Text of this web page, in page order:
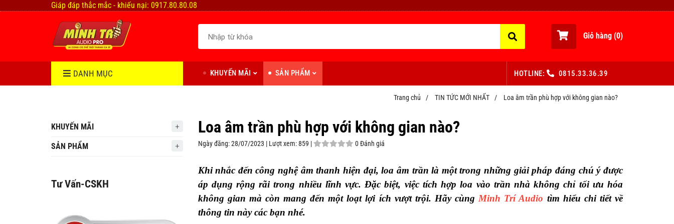
Giáp đáp thắc mắc - khiếu nại: 0917.80.80.08
Giỏ hàng (0)
DANH MỤC KHUYẾN MÃI SẢN PHẨM HOTLINE: 0815.33.36.39
Trang chủ / TIN TỨC MỚI NHẤT / Loa âm trần phù hợp với không gian nào?
Loa âm trần phù hợp với không gian nào?
Ngày đăng:28/07/2023 | Lượt xem:859 | 0 Đánh giá
Khi nhắc đến công nghệ âm thanh hiện đại, loa âm trần là một trong những giải pháp đáng chú ý được
áp dụng rộng rãi trong nhiều lĩnh vực. Đặc biệt, việc tích hợp loa vào trần nhà không chỉ tối ưu hóa
không gian mà còn mang đến một loạt lợi ích vượt trội. Hãy cùng Minh Trí Audio tìm hiểu chi tiết về
thông tin này các bạn nhé.
KHUYẾN MÃI
SẢN PHẨM
Tư Vấn-CSKH